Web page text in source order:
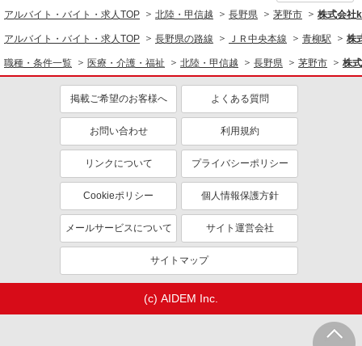
アルバイト・バイト・求人TOP 北陸・甲信越 長野県 茅野市 株式会社
アルバイト・バイト・求人TOP 長野県の路線 ＪＲ中央本線 青柳駅 株
職種・条件一覧 医療・介護・福祉 北陸・甲信越 長野県 茅野市 株
掲載ご希望のお客様へ よくある質問
お問い合わせ 利用規約
リンクについて プライバシーポリシー
Cookieポリシー 個人情報保護方針
メールサービスについて サイト運営会社
サイトマップ
(c) AIDEM Inc.